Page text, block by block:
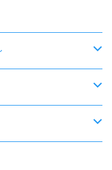
本数限定商品
定商品